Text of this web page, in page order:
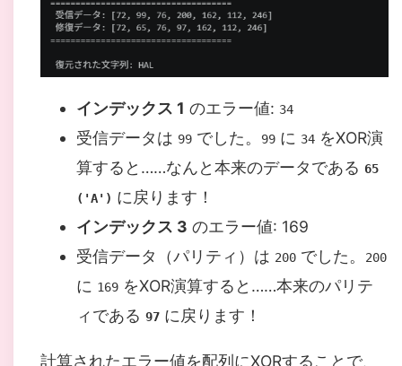
インデックス 1 のエラー値: 34
受信データは 99 でした。 99 に 34 をXOR演
算すると……なんと本来のデータである 65
('A') に戻ります！
インデックス 3 のエラー値: 169
受信データ（パリティ）は 200 でした。 200
に 169 をXOR演算すると……本来のパリテ
ィである 97 に戻ります！
計算されたエラー値を配列にXORすることで、